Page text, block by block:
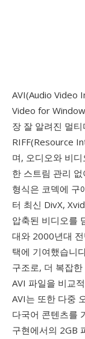
AVI(Audio Video
Video for
장 잘 알려진 멀
RIFF(Resource
며, 오디오와 비
한 스트림 관리
형식은 코덱에 구
터 최신 DivX,
압축된 비디오를
대와 2000년대
택에 기여했습니
구조로, 더 복잡
AVI 파일을 비교
AVI는 또한 다중
다국어 콘텐츠를
구현에서의 2GB